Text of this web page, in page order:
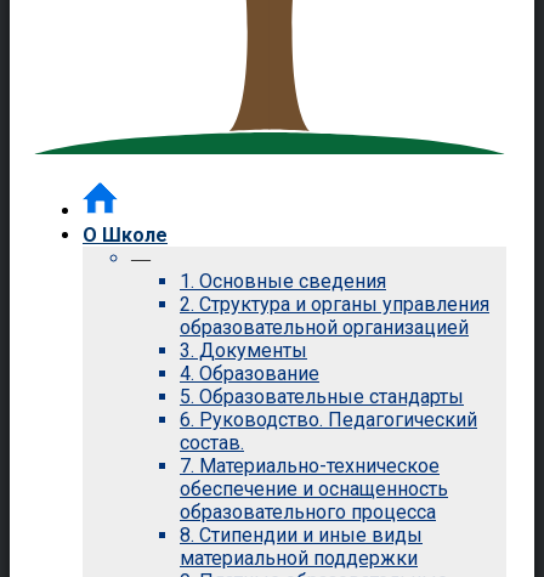
О Школе
—
1. Основные сведения
2. Структура и органы управления
образовательной организацией
3. Документы
4. Образование
5. Образовательные стандарты
6. Руководство. Педагогический
состав.
7. Материально-техническое
обеспечение и оснащенность
образовательного процесса
8. Стипендии и иные виды
материальной поддержки